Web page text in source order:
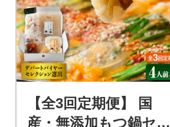
【全3回定期便】 国
産・無添加もつ鍋セッ